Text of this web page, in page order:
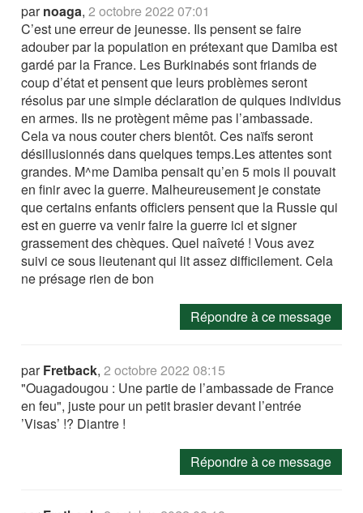
parnoaga,2 octobre 2022 07:01
C’est une erreur de jeunesse. Ils pensent se faire
adouber par la population en prétexant que Damiba est
gardé par la France. Les Burkinabés sont friands de
coup d’état et pensent que leurs problèmes seront
résolus par une simple déclaration de qulques individus
en armes. Ils ne protègent même pas l’ambassade.
Cela va nous couter chers bientôt. Ces naïfs seront
désillusionnés dans quelques temps.Les attentes sont
grandes. M^me Damiba pensait qu’en 5 mois il pouvait
en finir avec la guerre. Malheureusement je constate
que certains enfants officiers pensent que la Russie qui
est en guerre va venir faire la guerre ici et signer
grassement des chèques. Quel naîveté ! Vous avez
suivi ce sous lieutenant qui lit assez difficilement. Cela
ne présage rien de bon
Répondre à ce message
parFretback,2 octobre 2022 08:15
"Ouagadougou : Une partie de l’ambassade de France
en feu", juste pour un petit brasier devant l’entrée
’Visas’ !? Diantre !
Répondre à ce message